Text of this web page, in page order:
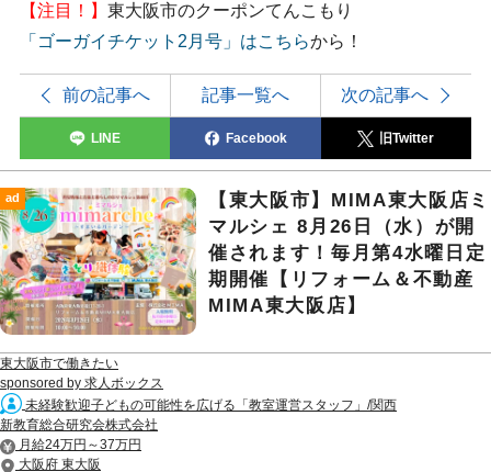
【注目！】 東大阪市のクーポンてんこもり
「ゴーガイチケット2月号」はこちらから！
前の記事へ 記事一覧へ 次の記事へ
LINE Facebook 旧Twitter
ad
【東大阪市】MIMA東大阪店ミ
マルシェ 8月26日（水）が開
催されます！毎月第4水曜日定
期開催【リフォーム＆不動産
MIMA東大阪店】
東大阪市で働きたい
sponsored by 求人ボックス
未経験歓迎子どもの可能性を広げる「教室運営スタッフ」/関西
新教育総合研究会株式会社
月給24万円～37万円
大阪府 東大阪